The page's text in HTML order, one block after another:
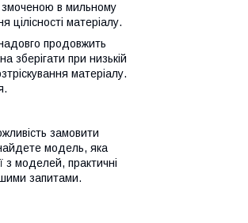
змоченою в мильному
матеріалу.
продовжить
зберігати при низькій
матеріалу.
замовити
модель, яка
з моделей, практичні
запитами.